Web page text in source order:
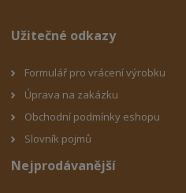
Užitečné odkazy
Formulář pro vrácení výrobku
Úprava na zakázku
Obchodní podmínky eshopu
Slovník pojmů
Nejprodávanější